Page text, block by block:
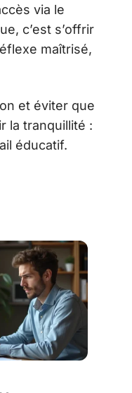
via le
c’est s’offrir
maîtrisé,
et éviter que
la tranquillité :
éducatif.